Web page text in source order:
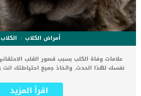
أمراض الكلاب
الكلاب
علامات وفاة الكلب بسبب قصور القلب
نفسك لهذا الحدث, واتخاذ جميع احتياطتك انت
يتعرض لها جميع الكائنات الحية بما فى ذلك
اقرأ المزيد